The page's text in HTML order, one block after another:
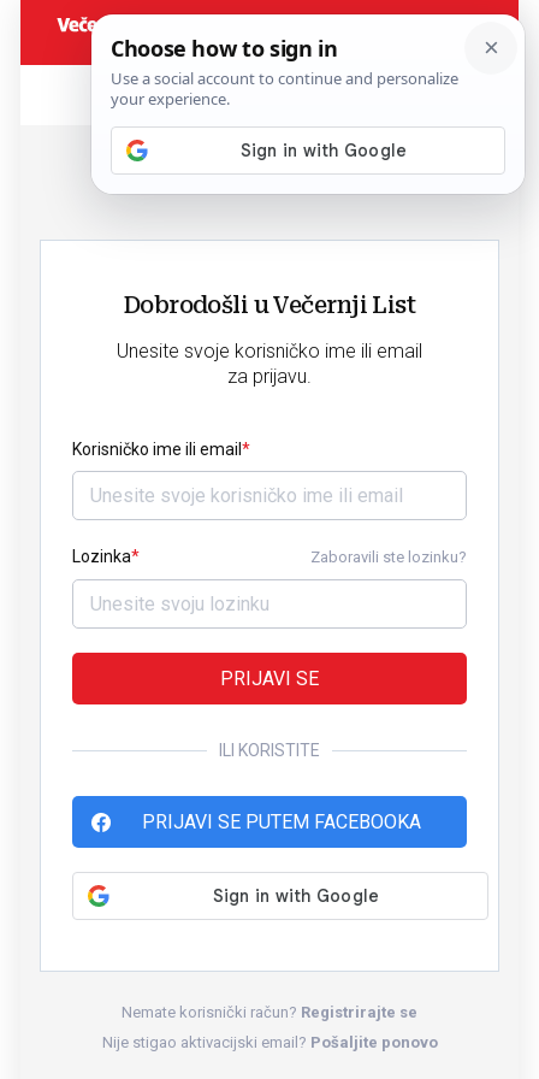
Dobrodošli u Večernji List
Unesite svoje korisničko ime ili email
za prijavu.
Korisničko ime ili email
Lozinka Zaboravili ste lozinku?
PRIJAVI SE
ILI KORISTITE
PRIJAVI SE PUTEM FACEBOOKA
Nemate korisnički račun? Registrirajte se
Nije stigao aktivacijski email? Pošaljite ponovo